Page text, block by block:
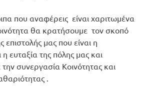
που αναφέρεις είναι χαριτωμένα
θα κρατήσουμε τον σκοπό
επιστολής μας που είναι η
ευταξία της πόλης μας και
την συνεργασία Κοινότητας και
.